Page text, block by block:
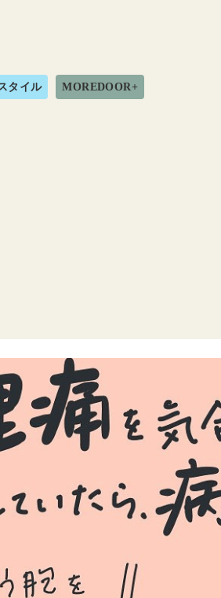
タイル MOREDOOR+